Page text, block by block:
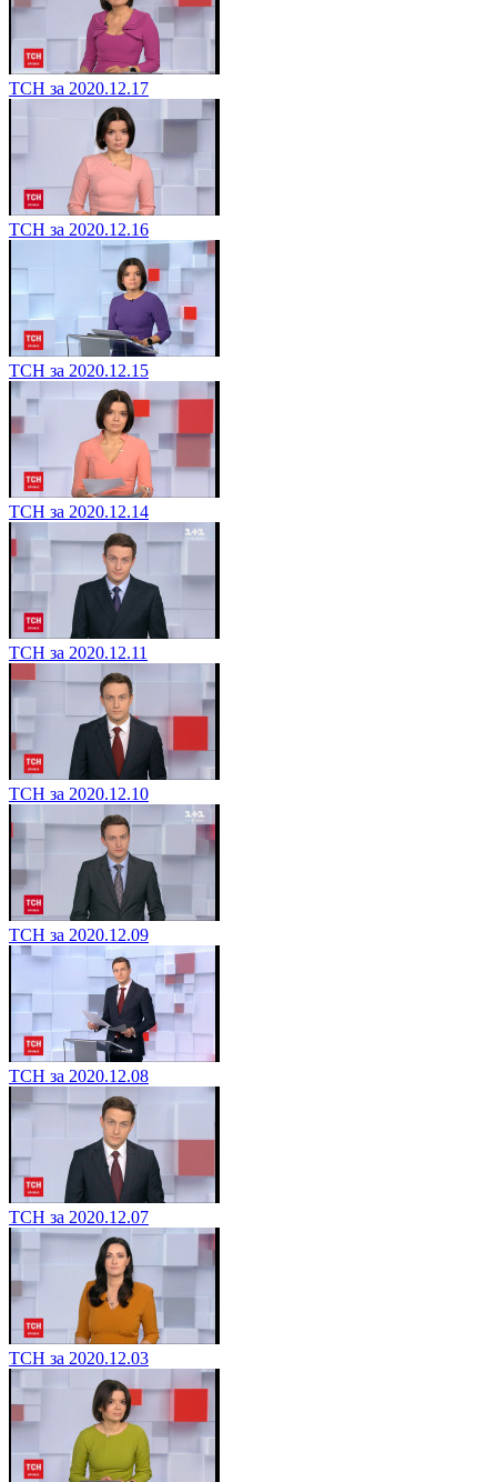
ТСН за 2020.12.17
ТСН за 2020.12.16
ТСН за 2020.12.15
ТСН за 2020.12.14
ТСН за 2020.12.11
ТСН за 2020.12.10
ТСН за 2020.12.09
ТСН за 2020.12.08
ТСН за 2020.12.07
ТСН за 2020.12.03